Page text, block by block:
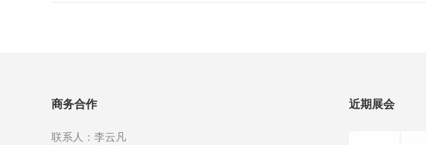
商务合作
联系人：李云凡
近期展会